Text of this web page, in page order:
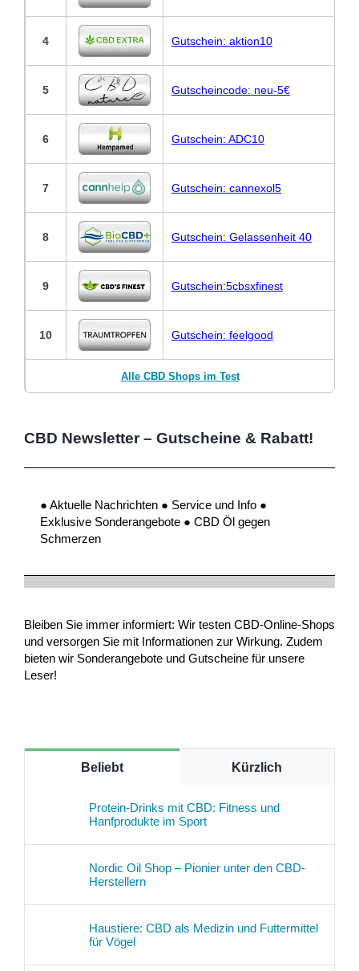
4 Gutschein: aktion10
5 Gutscheincode: neu-5€
6 Gutschein: ADC10
7 Gutschein: cannexol5
8 Gutschein: Gelassenheit 40
9 Gutschein:5cbsxfinest
10 Gutschein: feelgood
Alle CBD Shops im Test
CBD Newsletter – Gutscheine & Rabatt!
● Aktuelle Nachrichten ● Service und Info ●
Exklusive Sonderangebote ● CBD Öl gegen
Schmerzen
Bleiben Sie immer informiert: Wir testen CBD-Online-Shops
und versorgen Sie mit Informationen zur Wirkung. Zudem
bieten wir Sonderangebote und Gutscheine für unsere
Leser!
Beliebt Kürzlich
Protein-Drinks mit CBD: Fitness und
Hanfprodukte im Sport
Nordic Oil Shop – Pionier unter den CBD-
Herstellern
Haustiere: CBD als Medizin und Futtermittel
für Vögel